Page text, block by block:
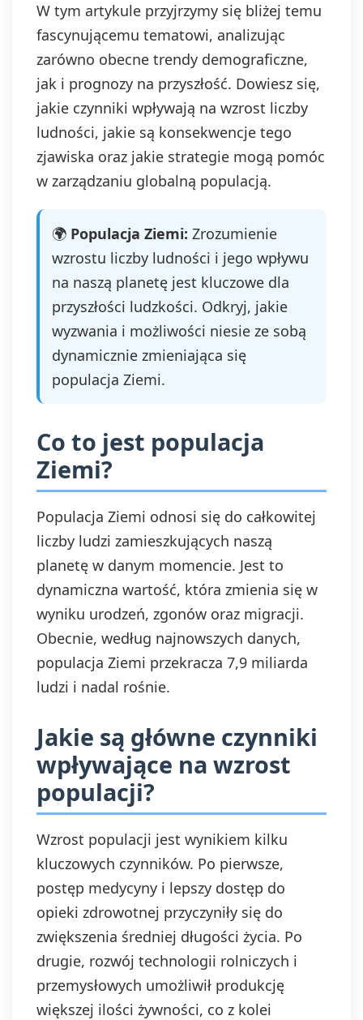
W tym artykule przyjrzymy się bliżej temu
fascynującemu tematowi, analizując
zarówno obecne trendy demograficzne,
jak i prognozy na przyszłość. Dowiesz się,
jakie czynniki wpływają na wzrost liczby
ludności, jakie są konsekwencje tego
zjawiska oraz jakie strategie mogą pomóc
w zarządzaniu globalną populacją.
🌍 Populacja Ziemi: Zrozumienie
wzrostu liczby ludności i jego wpływu
na naszą planetę jest kluczowe dla
przyszłości ludzkości. Odkryj, jakie
wyzwania i możliwości niesie ze sobą
dynamicznie zmieniająca się
populacja Ziemi.
Co to jest populacja
Ziemi?
Populacja Ziemi odnosi się do całkowitej
liczby ludzi zamieszkujących naszą
planetę w danym momencie. Jest to
dynamiczna wartość, która zmienia się w
wyniku urodzeń, zgonów oraz migracji.
Obecnie, według najnowszych danych,
populacja Ziemi przekracza 7,9 miliarda
ludzi i nadal rośnie.
Jakie są główne czynniki
wpływające na wzrost
populacji?
Wzrost populacji jest wynikiem kilku
kluczowych czynników. Po pierwsze,
postęp medycyny i lepszy dostęp do
opieki zdrowotnej przyczyniły się do
zwiększenia średniej długości życia. Po
drugie, rozwój technologii rolniczych i
przemysłowych umożliwił produkcję
większej ilości żywności, co z kolei